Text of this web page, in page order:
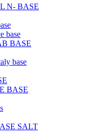
N- BASE
base
BASE
base
BASE
SALT